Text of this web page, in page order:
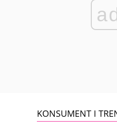
KONSUMENT I